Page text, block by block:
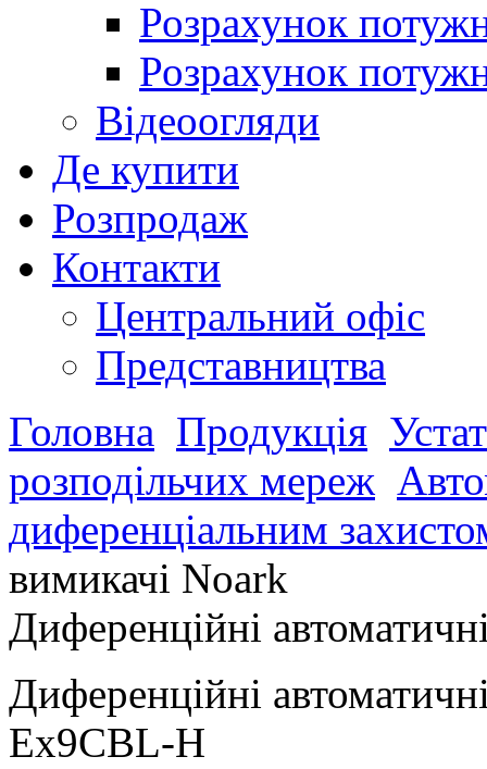
Розрахунок
Розрахунок
Відеоогляди
Де купити
Розпродаж
Контакти
Центральний офіс
Представництва
Головна Продукція
розподільчих мереж
диференціальним
вимикачі Noark
Диференційні
Диференційні
Ex9CBL-H